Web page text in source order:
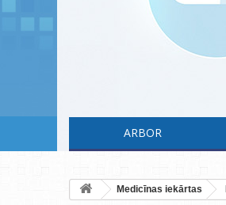
ARBOR
Medicīnas iekārtas